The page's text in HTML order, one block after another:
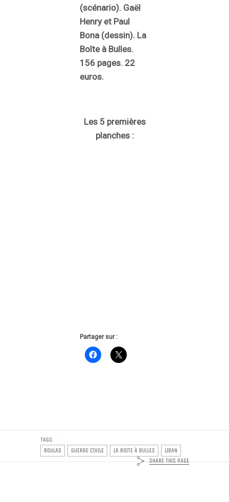
(scénario). Gaël
Henry et Paul
Bona (dessin). La
Boîte à Bulles.
156 pages. 22
euros.
Les 5 premières
planches :
Partager sur :
TAGS:
BOULAD
GUERRE CIVILE LA BOITE À BULLES
LIBAN
SHARE THIS PAGE